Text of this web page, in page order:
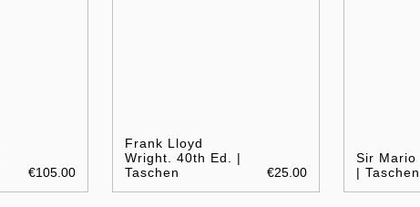
€105.00
Frank Lloyd
Wright. 40th Ed. |
Taschen
€25.00
Sir Mario
| Taschen